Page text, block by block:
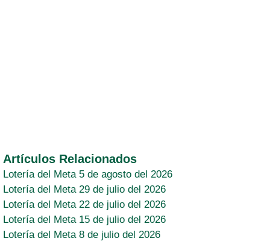
Artículos Relacionados
Lotería del Meta 5 de agosto del 2026
Lotería del Meta 29 de julio del 2026
Lotería del Meta 22 de julio del 2026
Lotería del Meta 15 de julio del 2026
Lotería del Meta 8 de julio del 2026